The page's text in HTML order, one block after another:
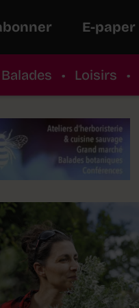
E-paper
Balades • Loisirs •